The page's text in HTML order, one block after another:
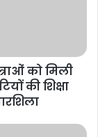
को मिली
की शिक्षा